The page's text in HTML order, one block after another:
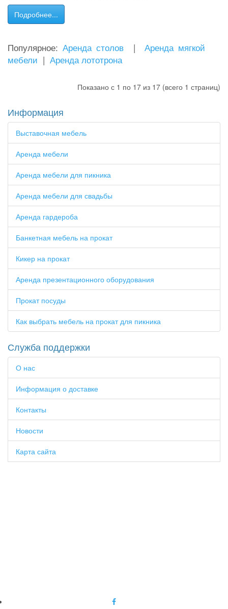
Подробнее...
Популярное:Аренда столов | Аренда мягкой
мебели | Аренда лототрона
Показано с 1 по 17 из 17 (всего 1 страниц)
Информация
Выставочная мебель
Аренда мебели
Аренда мебели для пикника
Аренда мебели для свадьбы
Аренда гардероба
Банкетная мебель на прокат
Кикер на прокат
Аренда презентационного оборудования
Прокат посуды
Как выбрать мебель на прокат для пикника
Служба поддержки
О нас
Информация о доставке
Контакты
Новости
Карта сайта